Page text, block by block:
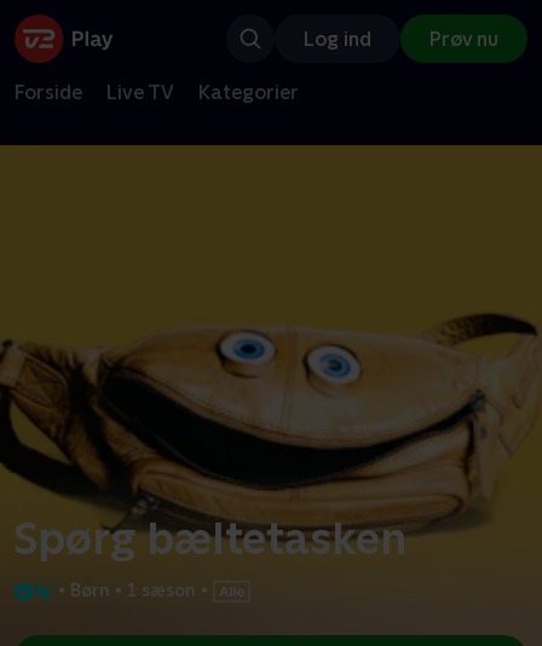
Log ind Prøv nu
Forside Live TV Kategorier
Spørg bæltetasken
• Børn • 1 sæson •